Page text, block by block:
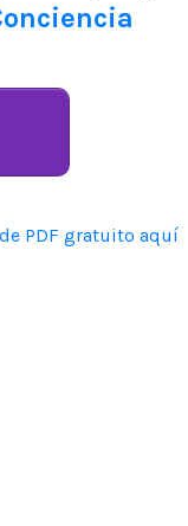
PDF gratuito aquí